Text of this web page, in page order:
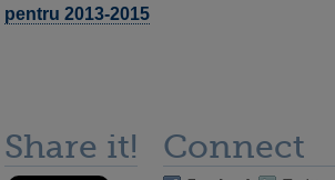
pentru 2013-2015
Share it! Connect